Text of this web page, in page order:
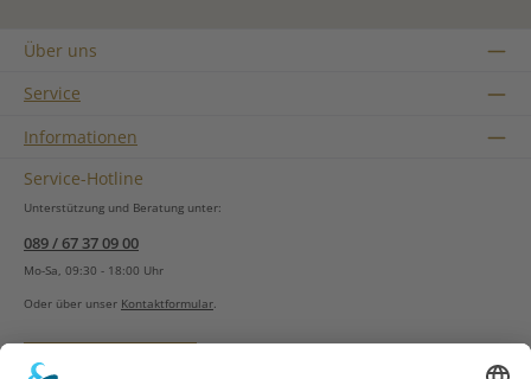
Über uns
Service
Informationen
Service-Hotline
Unterstützung und Beratung unter:
089 / 67 37 09 00
Mo-Sa, 09:30 - 18:00 Uhr
Oder über unser Kontaktformular
Vertrag widerrufen